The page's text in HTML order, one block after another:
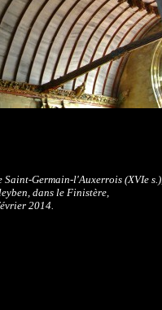
Germain-l'Auxerrois (XVIe s.),
dans le Finistère,
2014.